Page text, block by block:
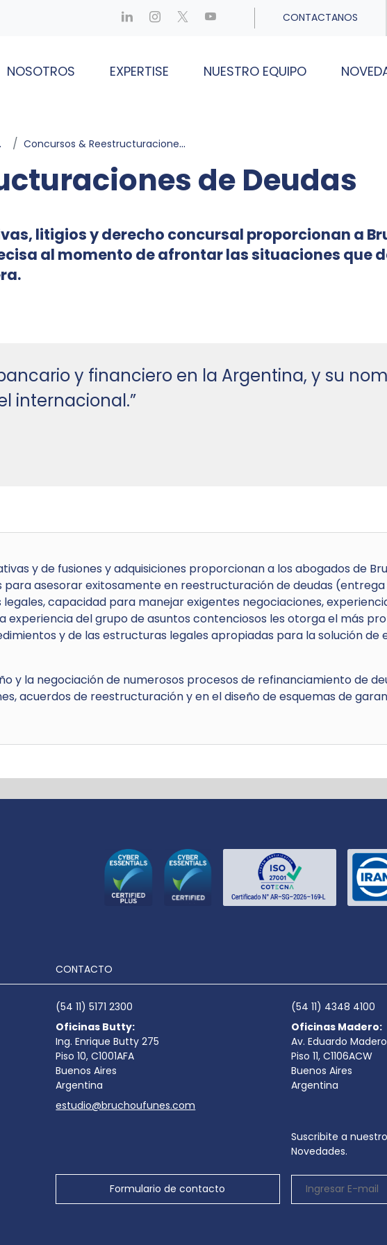
CONTACTANOS
NOSOTROS EXPERTISE NUESTRO EQUIPO
Concursos & Reestructuraciones de Deudas
de Deudas
litigios y derecho concursal proporcionan a
al momento de afrontar las situaciones que
y financiero en la Argentina, y su
internacional.”
y de fusiones y adquisiciones proporcionan a los abogados de
asesorar exitosamente en reestructuración de deudas
capacidad para manejar exigentes negociaciones,
del grupo de asuntos contenciosos les otorga el más
y de las estructuras legales apropiadas para la solución de
y la negociación de numerosos procesos de refinanciamiento de
acuerdos de reestructuración y en el diseño de esquemas de
CONTACTO
(54 11) 5171 2300
Oficinas Butty:
Ing. Enrique Butty 275
Piso 10, C1001AFA
Buenos Aires
Argentina
estudio@bruchoufunes.com
Formulario de contacto
(54 11) 4348 4100
Oficinas Madero:
Av. Eduardo
Piso 11, C1106ACW
Buenos Aires
Argentina
Suscribite a
Novedades.